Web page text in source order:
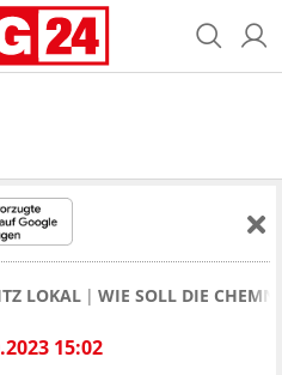
LOKAL WIE SOLL DIE
15:02